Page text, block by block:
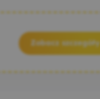
Zobacz szczegóły